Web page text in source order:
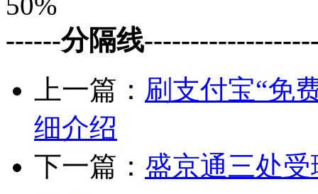
------分隔线
上一篇： 刷支付宝“免
细介绍
下一篇： 盛京通三处